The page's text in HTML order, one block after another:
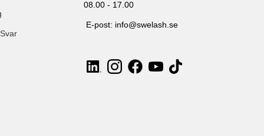
08.00 - 17.00
E-post: info@swelash.se